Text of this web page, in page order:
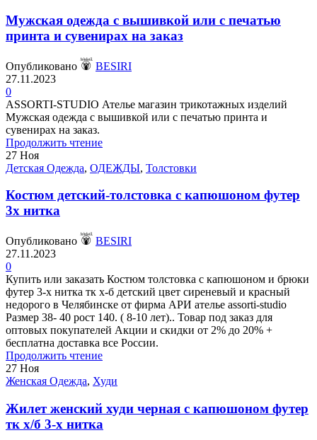
Мужская одежда с вышивкой или с печатью
принта и сувенирах на заказ
Опубликовано
BESIRI
27.11.2023
0
ASSORTI-STUDIO Ателье магазин трикотажных изделий
Мужская одежда с вышивкой или с печатью принта и
сувенирах на заказ.
Продолжить чтение
27 Ноя
Детская Одежда, ОДЕЖДЫ, Толстовки
Костюм детский-толстовка с капюшоном футер
3х нитка
Опубликовано
BESIRI
27.11.2023
0
Купить или заказать Костюм толстовка с капюшоном и брюки
футер 3-х нитка тк х-б детский цвет сиреневый и красный
недорого в Челябинске от фирма АРИ ателье assorti-studio
Размер 38- 40 рост 140. ( 8-10 лет).. Товар под заказ для
оптовых покупателей Акции и скидки от 2% до 20% +
бесплатна доставка все России.
Продолжить чтение
27 Ноя
Женская Одежда, Худи
Жилет женский худи черная с капюшоном футер
тк х/б 3-х нитка